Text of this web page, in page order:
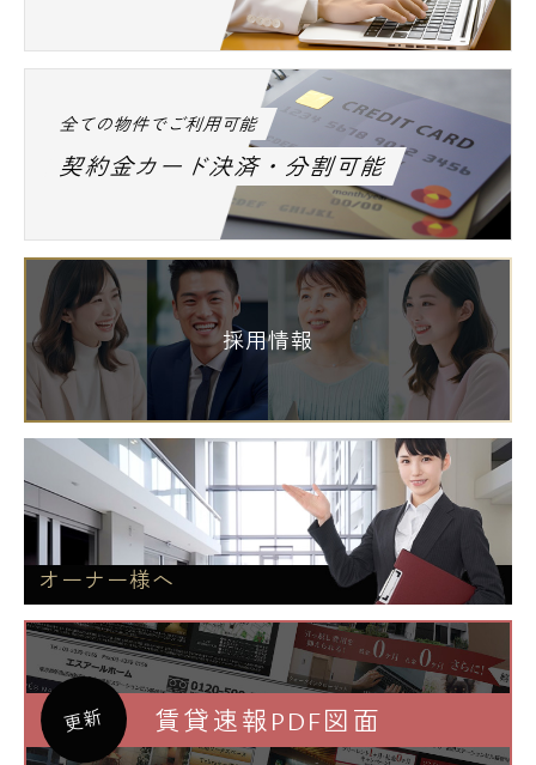
全ての物件でご利用可能
契約金カード決済・分割可能
採用情報
オーナー様へ
更新 賃貸速報PDF図面